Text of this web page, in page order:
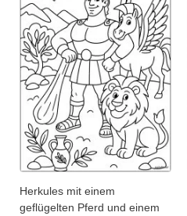
Herkules mit einem
geflügelten Pferd und einem